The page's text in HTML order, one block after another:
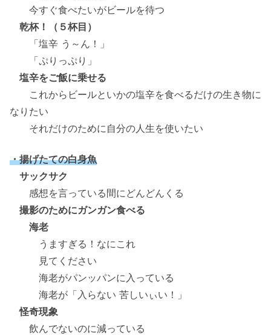
今すぐ食べたいがビールを待つ
乾杯！（５杯目）
「塩辛 う～ん！」
「ぷりっぷり」
塩辛をご飯に乗せる
これからビールといかの塩辛を食べるだけの生き物に
なりたい
それだけのために自分の人生を使いたい
・揚げたての白身魚
サックサク
感想を言っている間にどんどんくる
撮影のためにガンガン食べる
海老
うますぎる！なにこれ
見てください
海老がパンッパンに入っている
海老が「入らない 苦しいぃい！」
怪奇現象
飲んでないのに減っている